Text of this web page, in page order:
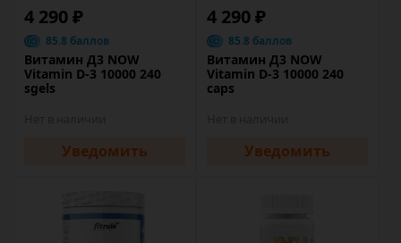
4 290 ₽
85.8 баллов
Витамин Д3 NOW
Vitamin D-3 10000 240
sgels
Уведомить
4 290 ₽
85.8 баллов
Витамин Д3 NOW
Vitamin D-3 10000 240
caps
Уведомить